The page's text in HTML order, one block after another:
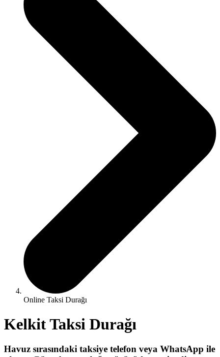
Online Taksi Durağı
Kelkit Taksi Durağı
Havuz sırasındaki taksiye telefon veya WhatsApp ile